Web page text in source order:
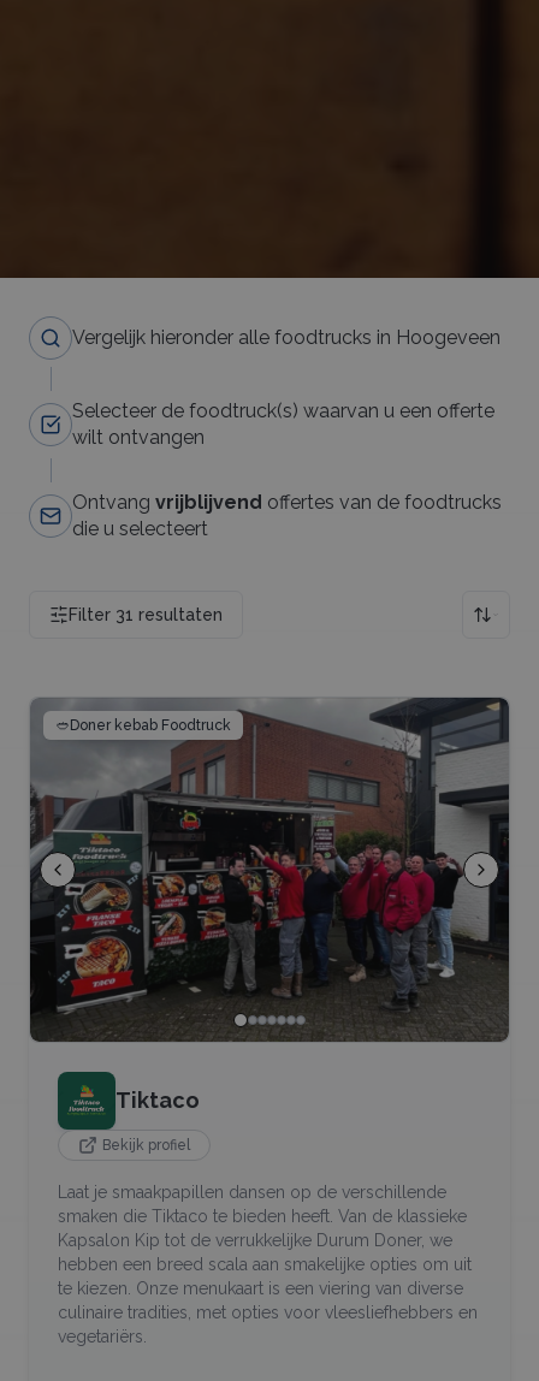
Vergelijk hieronder alle foodtrucks in Hoogeveen
Selecteer de foodtruck(s) waarvan u een offerte
wilt ontvangen
Ontvang vrijblijvend offertes van de foodtrucks
die u selecteert
Filter 31 resultaten
🥙Doner kebab Foodtruck
Tiktaco
Bekijk profiel
Laat je smaakpapillen dansen op de verschillende
smaken die Tiktaco te bieden heeft. Van de klassieke
Kapsalon Kip tot de verrukkelijke Durum Doner, we
hebben een breed scala aan smakelijke opties om uit
te kiezen. Onze menukaart is een viering van diverse
culinaire tradities, met opties voor vleesliefhebbers en
vegetariërs.